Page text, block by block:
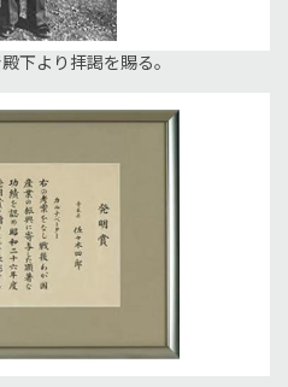
下より拝謁を賜る。